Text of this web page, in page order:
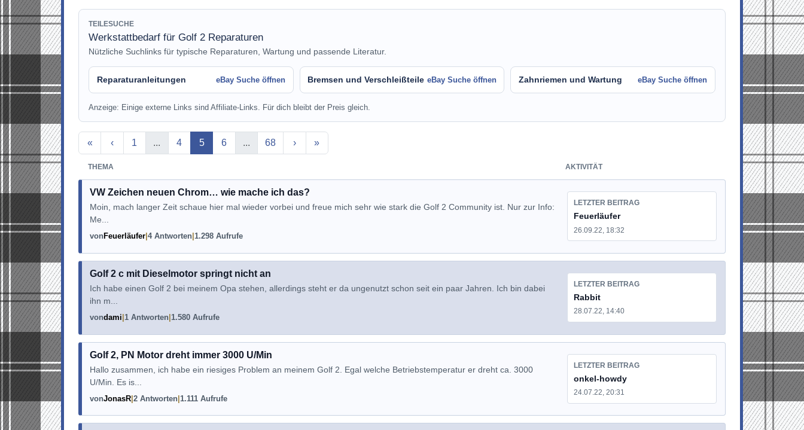
TEILESUCHE
Werkstattbedarf für Golf 2 Reparaturen
Nützliche Suchlinks für typische Reparaturen, Wartung und passende Literatur.
Reparaturanleitungen eBay Suche öffnen Bremsen und Verschleißteile eBay Suche öffnen Zahnriemen und Wartung eBay Suche öffnen
Anzeige: Einige externe Links sind Affiliate-Links. Für dich bleibt der Preis gleich.
« ‹ 1 ... 4 Aktuelle Seite
5 6 ... 68 › »
THEMA AKTIVITÄT
VW Zeichen neuen Chrom… wie mache ich das?
Moin, mach langer Zeit schaue hier mal wieder vorbei und freue mich sehr wie stark die Golf 2 Community ist. Nur zur Info:
Me...
vonFeuerläufer 4 Antworten 1.298 Aufrufe
LETZTER BEITRAG
Feuerläufer
26.09.22, 18:32
Golf 2 c mit Dieselmotor springt nicht an
Ich habe einen Golf 2 bei meinem Opa stehen, allerdings steht er da ungenutzt schon seit ein paar Jahren. Ich bin dabei
ihn m...
vondami 1 Antworten 1.580 Aufrufe
LETZTER BEITRAG
Rabbit
28.07.22, 14:40
Golf 2, PN Motor dreht immer 3000 U/Min
Hallo zusammen, ich habe ein riesiges Problem an meinem Golf 2. Egal welche Betriebstemperatur er dreht ca. 3000
U/Min. Es is...
vonJonasR 2 Antworten 1.111 Aufrufe
LETZTER BEITRAG
onkel-howdy
24.07.22, 20:31